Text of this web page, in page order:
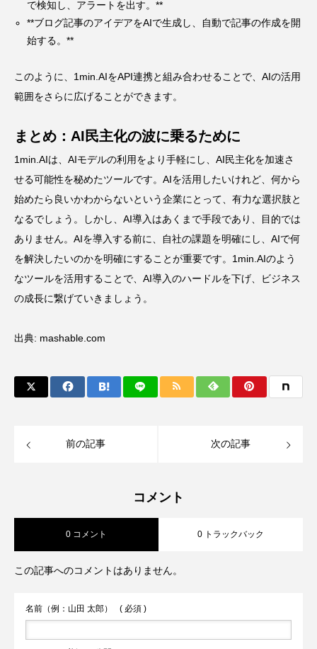
で検知し、アラートを出す。**
**ブログ記事のアイデアをAIで生成し、自動で記事の作成を開
始する。**
このように、1min.AIをAPI連携と組み合わせることで、AIの活用
範囲をさらに広げることができます。
まとめ：AI民主化の波に乗るために
1min.AIは、AIモデルの利用をより手軽にし、AI民主化を加速さ
せる可能性を秘めたツールです。AIを活用したいけれど、何から
始めたら良いかわからないという企業にとって、有力な選択肢と
なるでしょう。しかし、AI導入はあくまで手段であり、目的では
ありません。AIを導入する前に、自社の課題を明確にし、AIで何
を解決したいのかを明確にすることが重要です。1min.AIのよう
なツールを活用することで、AI導入のハードルを下げ、ビジネス
の成長に繋げていきましょう。
出典: mashable.com
前の記事 次の記事
コメント
0 コメント 0 トラックバック
この記事へのコメントはありません。
名前（例：山田 太郎） ( 必須 )